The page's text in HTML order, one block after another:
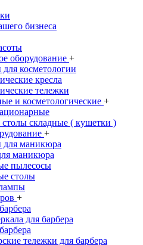
бизнеса
оборудование +
косметологии
кресла
тележки
и косметологические +
складные ( кушетки )
+
для маникюра
маникюра
пылесосы
столы
+
для барбера
тележки для барбера